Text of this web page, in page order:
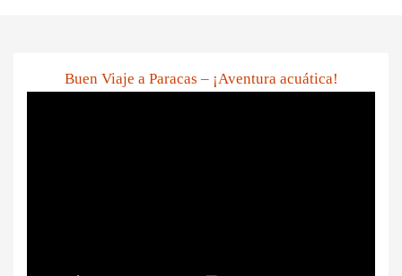
Buen Viaje a Paracas – ¡Aventura acuática!